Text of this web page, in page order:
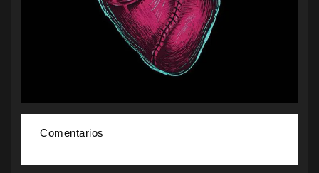
Comentarios